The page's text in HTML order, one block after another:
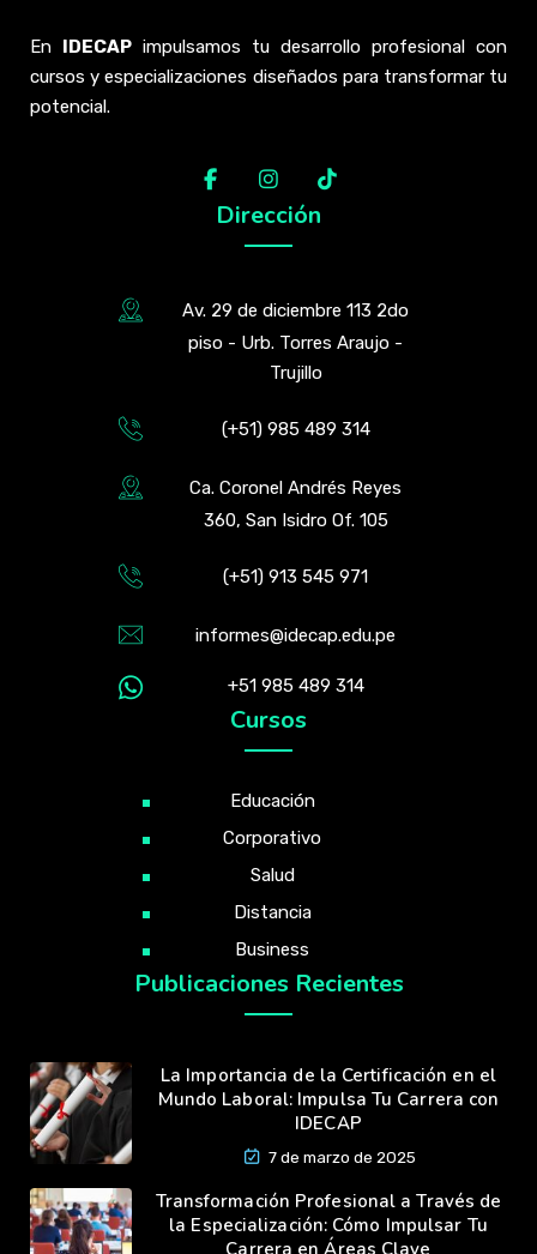
En IDECAP impulsamos tu desarrollo profesional con
cursos y especializaciones diseñados para transformar tu
potencial.
Dirección
Av. 29 de diciembre 113 2do
piso - Urb. Torres Araujo -
Trujillo
(+51) 985 489 314
Ca. Coronel Andrés Reyes
360, San Isidro Of. 105
(+51) 913 545 971
informes@idecap.edu.pe
+51 985 489 314
Cursos
Educación
Corporativo
Salud
Distancia
Business
Publicaciones Recientes
La Importancia de la Certificación en el
Mundo Laboral: Impulsa Tu Carrera con
IDECAP
7 de marzo de 2025
Transformación Profesional a Través de
la Especialización: Cómo Impulsar Tu
Carrera en Áreas Clave